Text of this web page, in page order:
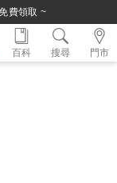
費領取 ~
門市
百科 搜尋